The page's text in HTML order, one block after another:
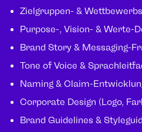
Zielgruppen- &
Purpose-, Vision- & Werte-
Brand Story & Messaging-
Tone of Voice &
Naming & Claim-
Corporate Design (Logo,
Brand Guidelines &